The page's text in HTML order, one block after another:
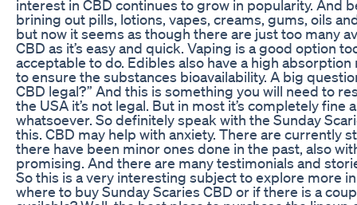
interest in CBD continues to grow in popularity. And
brining out pills, lotions, vapes, creams, gums, oils
but now it seems as though there are just too many
CBD as it’s easy and quick. Vaping is a good option
acceptable to do. Edibles also have a high
to ensure the substances bioavailability. A big
CBD legal?” And this is something you will need to
the USA it’s not legal. But in most it’s completely fine
whatsoever. So definitely speak with the Sunday
this. CBD may help with anxiety. There are currently
there have been minor ones done in the past, also
promising. And there are many testimonials and
So this is a very interesting subject to explore more
where to buy Sunday Scaries CBD or if there is a